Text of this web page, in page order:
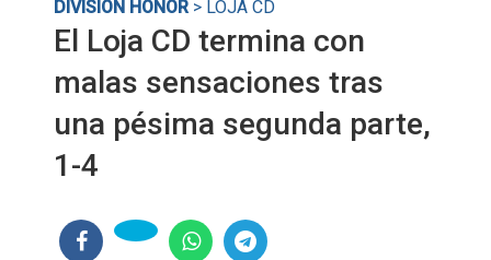
DIVISIÓN HONOR> LOJA CD
El Loja CD termina con
malas sensaciones tras
una pésima segunda parte,
1-4